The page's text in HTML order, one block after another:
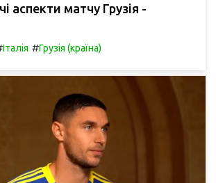
аспекти матчу Грузія -
Італія #Грузія (країна)